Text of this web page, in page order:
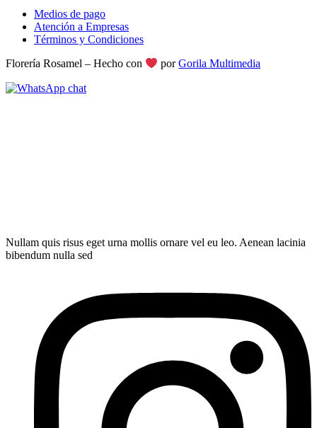
Medios de pago
Atención a Empresas
Términos y Condiciones
Florería Rosamel – Hecho con porGorila Multimedia
Nullam quis risus eget urna mollis ornare vel eu leo. Aenean lacinia
bibendum nulla sed